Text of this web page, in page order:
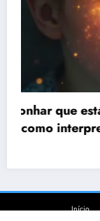
Início